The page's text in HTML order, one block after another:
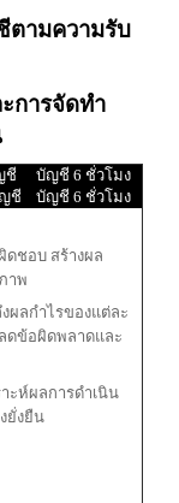
ตามความรับ
การจัดทำ
ชี
บัญชี 6 ชั่วโมง
ชี
บัญชี 6 ชั่วโมง
ชอบ สร้างผล
าพ
ผลกำไรของแต่ละ
ดข้อผิดพลาดและ
ะห์ผลการดำเนิน
ยั่งยืน